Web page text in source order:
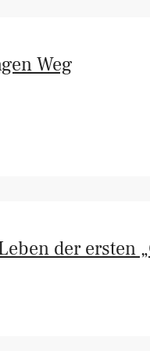
Weg
der ersten